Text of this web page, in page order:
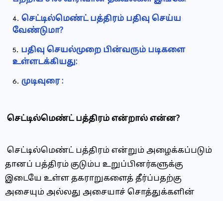
செட்டில்மெண்ட் பத்திரம் பதிவு செய்ய
வேண்டுமா?
பதிவு செயல்முறை பின்வரும் படிகளை
உள்ளடக்கியது:
முடிவுரை :
செட்டில்மெண்ட் பத்திரம் என்றால் என்ன?
செட்டில்மெண்ட் பத்திரம் என்றும் அழைக்கப்படும்
தானப் பத்திரம் குடும்ப உறுப்பினர்களுக்கு
இடையே உள்ள தகராறுகளைத் தீர்ப்பதற்கு
அசையும் அல்லது அசையாச் சொத்துக்களின்